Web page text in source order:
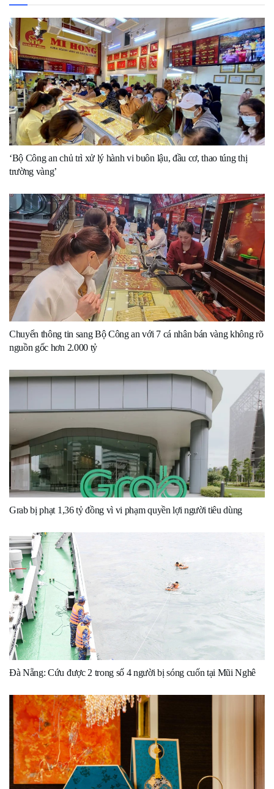
‘Bộ Công an chủ trì xử lý hành vi buôn lậu, đầu cơ, thao túng thị
trường vàng’
Chuyển thông tin sang Bộ Công an với 7 cá nhân bán vàng không rõ
nguồn gốc hơn 2.000 tỷ
Grab bị phạt 1,36 tỷ đồng vì vi phạm quyền lợi người tiêu dùng
Đà Nẵng: Cứu được 2 trong số 4 người bị sóng cuốn tại Mũi Nghê